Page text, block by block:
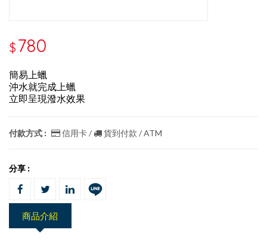
$780
簡易上蠟
沖水就完成上蠟
立即呈現潑水效果
付款方式 : 信用卡 / 貨到付款 / ATM
分享 :
商品介紹